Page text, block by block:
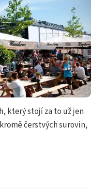
který stojí za to už jen
čerstvých surovin,